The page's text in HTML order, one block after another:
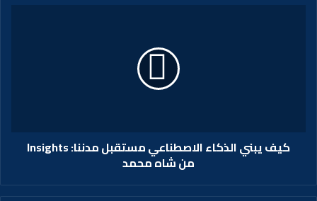
كيف يبني الذكاء الاصطناعي مستقبل مدننا: Insights
من شاه محمد